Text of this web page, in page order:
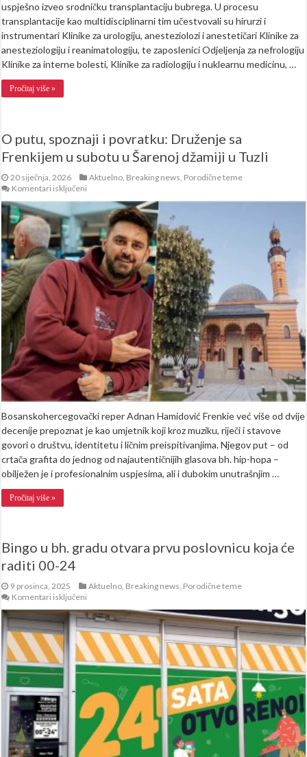
uspješno izveo srodničku transplantaciju bubrega. U procesu
transplantacije kao multidisciplinarni tim učestvovali su hirurzi i
instrumentari Klinike za urologiju, anesteziolozi i anestetičari Klinike za
anesteziologiju i reanimatologiju, te zaposlenici Odjeljenja za nefrologiju
Klinike za interne bolesti, Klinike za radiologiju i nuklearnu medicinu, …
Pročitaj više »
O putu, spoznaji i povratku: Druženje sa
Frenkijem u subotu u Šarenoj džamiji u Tuzli
20 siječnja, 2026 Aktuelno Breaking news Porodične teme
Komentari isključeni
putu,
spoznaji
i
povratku:
Druženje
sa
Frenkijem
u
subotu
Šarenoj
džamiji
u
Tuzli
Bosanskohercegovački reper Adnan Hamidović Frenkie već više od dvije
decenije prepoznat je kao umjetnik koji kroz muziku, riječi i stavove
govori o društvu, identitetu i ličnim preispitivanjima. Njegov put – od
crtača grafita do jednog od najautentičnijih glasova bh. hip-hopa –
obilježen je i profesionalnim uspjesima, ali i dubokim unutrašnjim …
Pročitaj više »
Bingo u bh. gradu otvara prvu poslovnicu koja će
raditi 00-24
9 prosinca, 2025 Aktuelno Breaking news Porodične teme
Komentari isključeni
u
bh.
gradu
otvara
prvu
poslovnicu
koja
će
raditi
00-
24